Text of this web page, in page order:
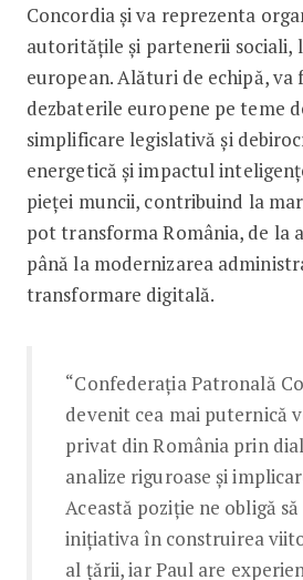
Concordia și va reprezenta
autoritățile și partenerii sociali,
european. Alături de echipă, va
dezbaterile europene pe teme
simplificare legislativă și
energetică și impactul
pieței muncii, contribuind la
pot transforma România, de la
până la modernizarea
transformare digitală.
“Confederația Patronală
devenit cea mai puternică
privat din România prin
analize riguroase și
Această poziție ne obligă
inițiativa în construirea
al țării, iar Paul are